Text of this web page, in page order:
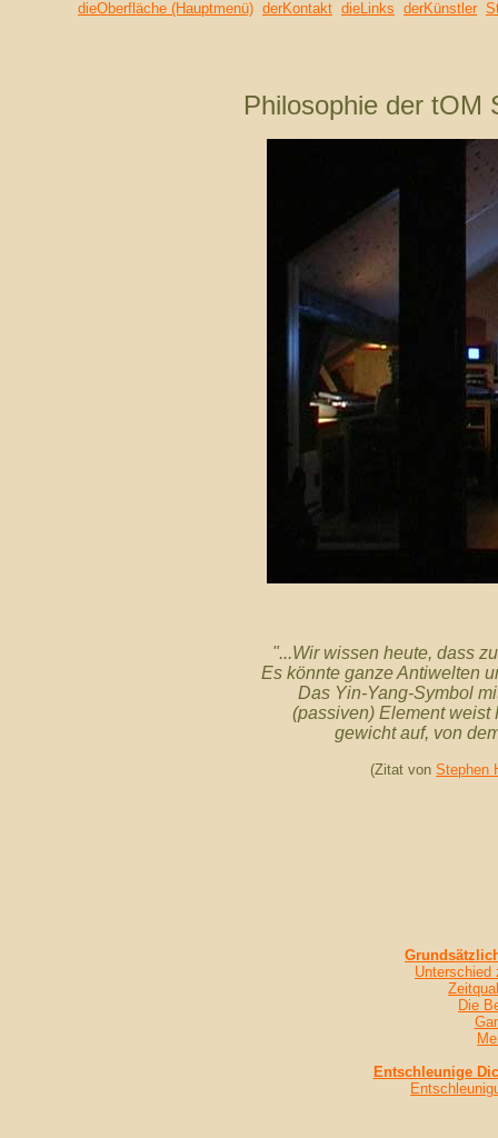
dieOberfläche (Hauptmenü) derKontakt dieLinks derKünstler
Philosophie der tOM
"...Wir wissen heute, dass
Es könnte ganze Antiwelten
Das Yin-Yang-Symbol
(passiven) Element weist
gewicht auf, von
(Zitat von Stephen
Unterschied
Die
Entschleunige